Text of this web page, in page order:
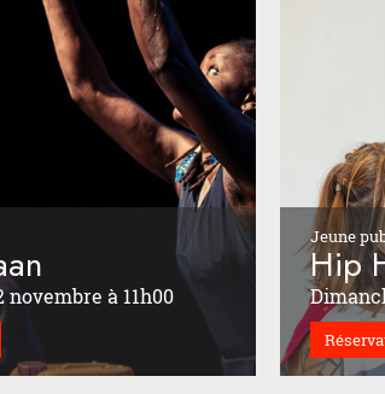
novembre à 11h00
Jeune
Hip